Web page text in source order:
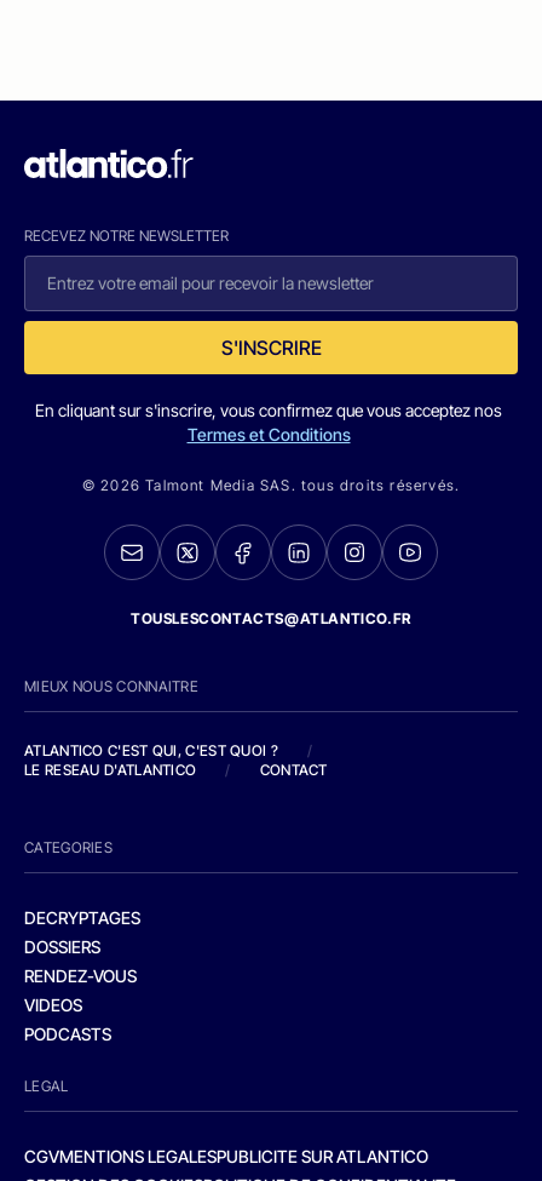
RECEVEZ NOTRE NEWSLETTER
S'INSCRIRE
En cliquant sur s'inscrire, vous confirmez que vous acceptez nos
Termes et Conditions
© 2026 Talmont Media SAS. tous droits réservés.
TOUSLESCONTACTS@ATLANTICO.FR
MIEUX NOUS CONNAITRE
ATLANTICO C'EST QUI, C'EST QUOI ?
/
LE RESEAU D'ATLANTICO
/ CONTACT
CATEGORIES
DECRYPTAGES
DOSSIERS
RENDEZ-VOUS
VIDEOS
PODCASTS
LEGAL
CGVMENTIONS LEGALESPUBLICITE SUR ATLANTICO